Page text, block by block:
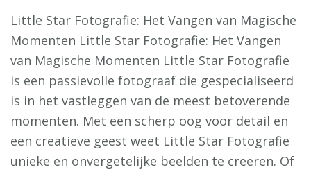
Little Star Fotografie: Het Vangen van Magische
Momenten Little Star Fotografie: Het Vangen
van Magische Momenten Little Star Fotografie
is een passievolle fotograaf die gespecialiseerd
is in het vastleggen van de meest betoverende
momenten. Met een scherp oog voor detail en
een creatieve geest weet Little Star Fotografie
unieke en onvergetelijke beelden te creëren. Of